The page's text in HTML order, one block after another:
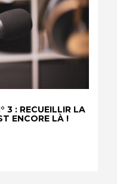
3 : RECUEILLIR LA
ENCORE LÀ !